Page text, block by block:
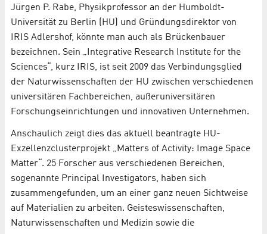
Jürgen P. Rabe, Physikprofessor an der Humboldt-
Universität zu Berlin (HU) und Gründungsdirektor von
IRIS Adlershof, könnte man auch als Brückenbauer
bezeichnen. Sein „Integrative Research Institute for the
Sciences“, kurz IRIS, ist seit 2009 das Verbindungsglied
der Naturwissenschaften der HU zwischen verschiedenen
universitären Fachbereichen, außeruniversitären
Forschungseinrichtungen und innovativen Unternehmen.
Anschaulich zeigt dies das aktuell beantragte HU-
Exzellenzclusterprojekt „Matters of Activity: Image Space
Matter“. 25 Forscher aus verschiedenen Bereichen,
sogenannte Principal Investigators, haben sich
zusammengefunden, um an einer ganz neuen Sichtweise
auf Materialien zu arbeiten. Geisteswissenschaften,
Naturwissenschaften und Medizin sowie die